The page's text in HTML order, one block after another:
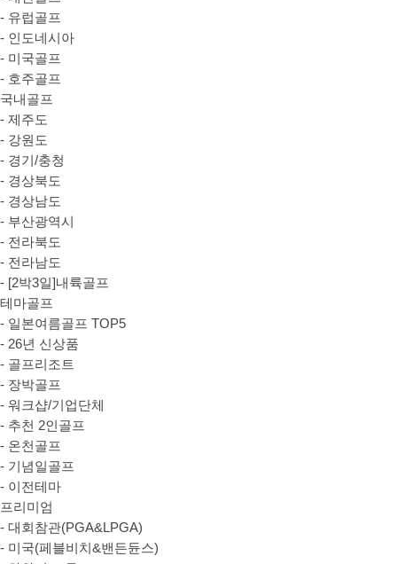
- 유럽골프
- 인도네시아
- 미국골프
- 호주골프
국내골프
- 제주도
- 강원도
- 경기/충청
- 경상북도
- 경상남도
- 부산광역시
- 전라북도
- 전라남도
- [2박3일]내륙골프
테마골프
- 일본여름골프 TOP5
- 26년 신상품
- 골프리조트
- 장박골프
- 워크샵/기업단체
- 추천 2인골프
- 온천골프
- 기념일골프
- 이전테마
프리미엄
- 대회참관(PGA&LPGA)
- 미국(페블비치&밴든듄스)